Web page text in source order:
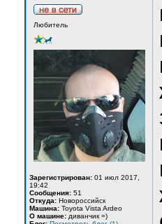
Любитель
Зарегистрирован: 01 июл 2017,
19:42
Сообщения: 51
Откуда: Новороссийск
Машина: Toyota Vista Ardeo
О машине: диванчик =)